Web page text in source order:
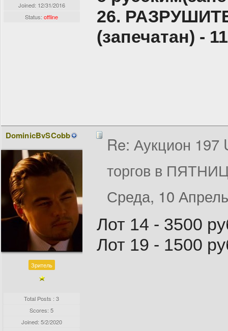
Joined: 12/31/2016
Status:offline
26.
(запечатан) -
DominicBvSCobb
Зритель
Total Posts : 3
Scores: 5
Joined: 5/2/2020
Re: Аукцион 197
торгов в
Среда, 10
Лот 14 - 3500
Лот 19 - 1500